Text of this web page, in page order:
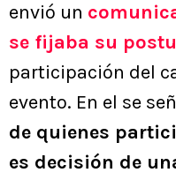
envió un
se fijaba su
participación del
evento. En el se
de quienes
es decisión de